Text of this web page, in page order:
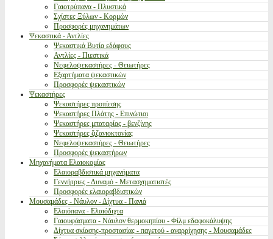
Γαιοτρύπανα - Πλυστικά
Σχίστες Ξύλων - Κορμών
Προσφορές μηχανημάτων
Ψεκαστικά - Αντλίες
Ψεκαστικά Βυτία εδάφους
Αντλίες - Πιεστικά
Νεφελοψεκαστήρες - Θειωτήρες
Εξαρτήματα ψεκαστικών
Προσφορές ψεκαστικών
Ψεκαστήρες
Ψεκαστήρες προπίεσης
Ψεκαστήρες Πλάτης - Επινώτιοι
Ψεκαστήρες μπαταρίας - βενζίνης
Ψεκαστήρες ζιζανιοκτονίας
Νεφελοψεκαστήρες - Θειωτήρες
Προσφορές ψεκαστήρων
Μηχανήματα Ελαιοκομίας
Ελαιοραβδιστικά μηχανήματα
Γεννήτριες - Δυναμό - Μετασχηματιστές
Προσφορές ελαιοραβδιστικών
Μουσαμάδες - Νάυλον - Δίχτυα - Πανιά
Ελαιόπανα - Ελαιόδιχτα
Γαιουφάσματα - Νάυλον θερμοκηπίου - Φίλμ εδαφοκάλυψης
Δίχτυα σκίασης-προστασίας - παγετού - αναρρίχησης - Μουσαμάδες